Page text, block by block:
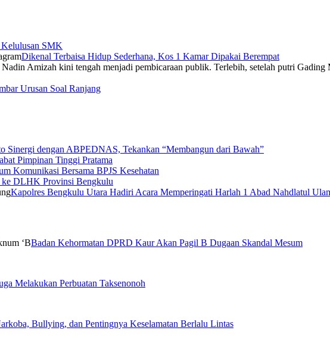
Kelulusan SMK
Dikenal Terbaisa Hidup Sederhana, Kos 1 Kamar Dipakai Berempat
Urusan Soal Ranjang
Sinergi dengan ABPEDNAS, Tekankan “Membangun dari Bawah”
Pimpinan Tinggi Pratama
Komunikasi Bersama BPJS Kesehatan
DLHK Provinsi Bengkulu
Kapolres Bengkulu Utara Hadiri Acara Memperingati Harlah 1 Abad Nahdlatul
Badan Kehormatan DPRD Kaur Akan Pagil B Dugaan Skandal Mesum
Melakukan Perbuatan Taksenonoh
Bullying, dan Pentingnya Keselamatan Berlalu Lintas